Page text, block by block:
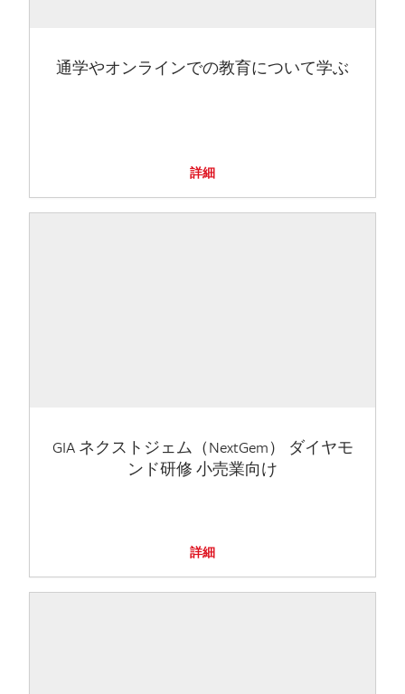
通学やオンラインでの教育について学ぶ
詳細
GIA ネクストジェム（NextGem） ダイヤモ
ンド研修 小売業向け
詳細